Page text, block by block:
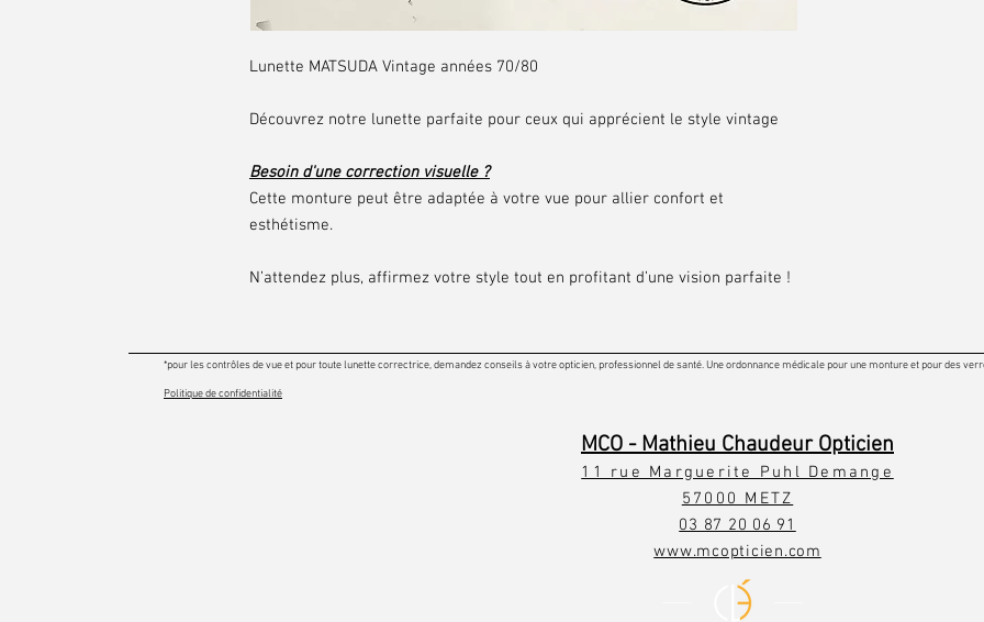
Lunette MATSUDA Vintage années 70/80
Découvrez notre lunette parfaite pour ceux qui apprécient le style vintage
Besoin d'une correction visuelle ?
Cette monture peut être adaptée à votre vue pour allier confort et
esthétisme.
N’attendez plus, affirmez votre style tout en profitant d’une vision parfaite !
*pour les contrôles de vue et pour toute lunette correctrice, demandez conseils à votre opticien, professionnel de santé. Une ordonnance médicale pour une monture et pour des
Politique de confidentialité
MCO - Mathieu Chaudeur Opticien
11 rue Marguerite Puhl Demange
57000 METZ
03 87 20 06 91
www.mcopticien.com